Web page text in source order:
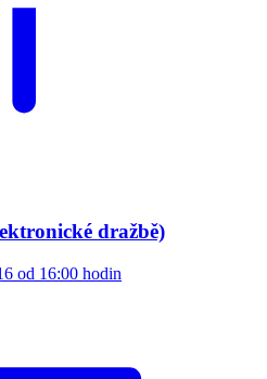
dražbě)
od 16:00 hodin